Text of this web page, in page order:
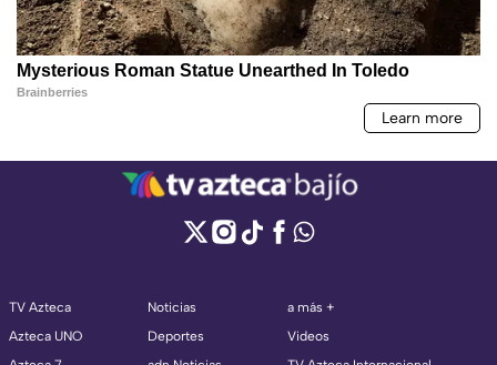
TV Azteca
Azteca UNO
Noticias
Deportes
a más +
Videos